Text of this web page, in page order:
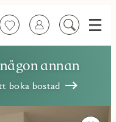
FavoriterLogga in
Sök
Meny
annan
boka bostad